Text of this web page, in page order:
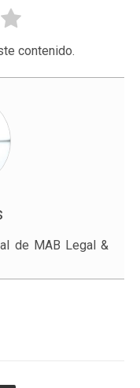
contenido.
de MAB Legal &